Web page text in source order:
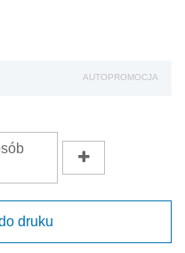
AUTOPROMOCJA
druku